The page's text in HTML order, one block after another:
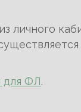
личного
для ФЛ.